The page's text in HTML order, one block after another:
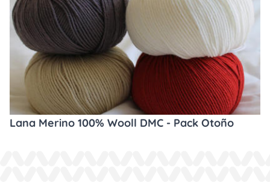
Lana Merino 100% Wooll DMC - Pack Otoño